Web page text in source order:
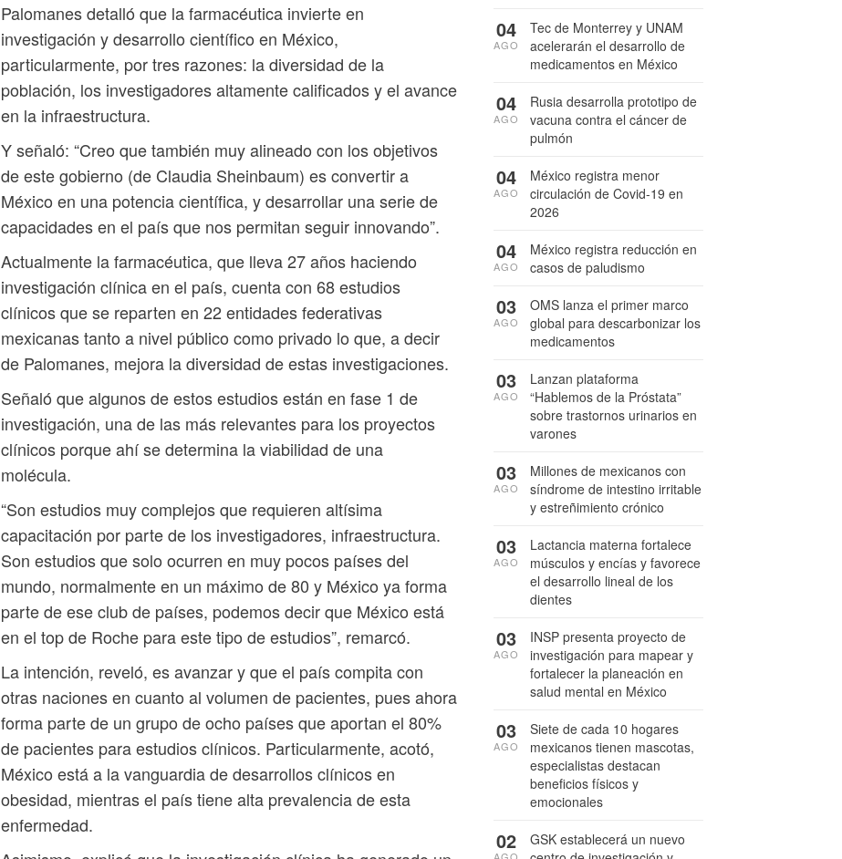
Palomanes detalló que la farmacéutica invierte en
investigación y desarrollo científico en México,
particularmente, por tres razones: la diversidad de la
población, los investigadores altamente calificados y el avance
en la infraestructura.
Y señaló: “Creo que también muy alineado con los objetivos
de este gobierno (de Claudia Sheinbaum) es convertir a
México en una potencia científica, y desarrollar una serie de
capacidades en el país que nos permitan seguir innovando”.
Actualmente la farmacéutica, que lleva 27 años haciendo
investigación clínica en el país, cuenta con 68 estudios
clínicos que se reparten en 22 entidades federativas
mexicanas tanto a nivel público como privado lo que, a decir
de Palomanes, mejora la diversidad de estas investigaciones.
Señaló que algunos de estos estudios están en fase 1 de
investigación, una de las más relevantes para los proyectos
clínicos porque ahí se determina la viabilidad de una
molécula.
“Son estudios muy complejos que requieren altísima
capacitación por parte de los investigadores, infraestructura.
Son estudios que solo ocurren en muy pocos países del
mundo, normalmente en un máximo de 80 y México ya forma
parte de ese club de países, podemos decir que México está
en el top de Roche para este tipo de estudios”, remarcó.
La intención, reveló, es avanzar y que el país compita con
otras naciones en cuanto al volumen de pacientes, pues ahora
forma parte de un grupo de ocho países que aportan el 80%
de pacientes para estudios clínicos. Particularmente, acotó,
México está a la vanguardia de desarrollos clínicos en
obesidad, mientras el país tiene alta prevalencia de esta
enfermedad.
Tec de Monterrey y UNAM
acelerarán el desarrollo de
medicamentos en México
04
AGO
Rusia desarrolla prototipo de
vacuna contra el cáncer de
pulmón
04
AGO
México registra menor
circulación de Covid-19 en
2026
04
AGO
México registra reducción en
casos de paludismo
04
AGO
OMS lanza el primer marco
global para descarbonizar los
medicamentos
03
AGO
Lanzan plataforma
“Hablemos de la Próstata”
sobre trastornos urinarios en
varones
03
AGO
Millones de mexicanos con
síndrome de intestino irritable
y estreñimiento crónico
03
AGO
Lactancia materna fortalece
músculos y encías y favorece
el desarrollo lineal de los
dientes
03
AGO
INSP presenta proyecto de
investigación para mapear y
fortalecer la planeación en
salud mental en México
03
AGO
Siete de cada 10 hogares
mexicanos tienen mascotas,
especialistas destacan
beneficios físicos y
emocionales
03
AGO
GSK establecerá un nuevo
02